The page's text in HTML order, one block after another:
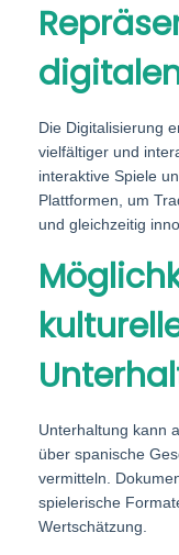
Die Digitalisierung
vielfältiger und
interaktive Spiele
Plattformen, um
und gleichzeitig
Unterhaltung kann
über spanische
vermitteln.
spielerische
Wertschätzung.